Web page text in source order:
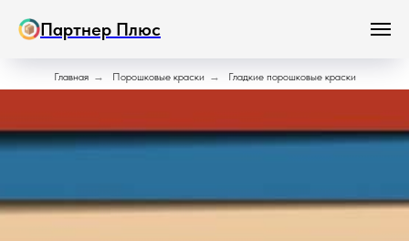
Партнер Плюс
Главная → Порошковые краски → Гладкие порошковые краски